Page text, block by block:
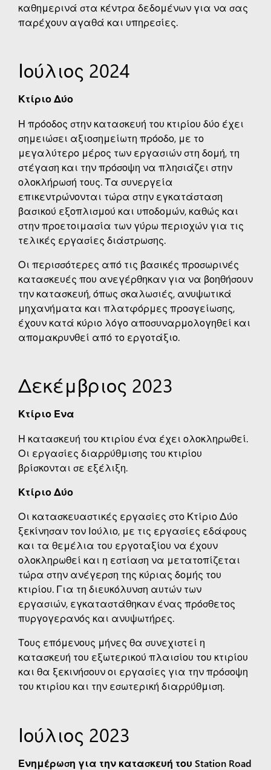
καθημερινά στα κέντρα δεδομένων για να σας
παρέχουν αγαθά και υπηρεσίες.
Ιούλιος 2024
Κτίριο Δύο
Η πρόοδος στην κατασκευή του κτιρίου δύο έχει
σημειώσει αξιοσημείωτη πρόοδο, με το
μεγαλύτερο μέρος των εργασιών στη δομή, τη
στέγαση και την πρόσοψη να πλησιάζει στην
ολοκλήρωσή τους. Τα συνεργεία
επικεντρώνονται τώρα στην εγκατάσταση
βασικού εξοπλισμού και υποδομών, καθώς και
στην προετοιμασία των γύρω περιοχών για τις
τελικές εργασίες διάστρωσης.
Οι περισσότερες από τις βασικές προσωρινές
κατασκευές που ανεγέρθηκαν για να βοηθήσουν
την κατασκευή, όπως σκαλωσιές, ανυψωτικά
μηχανήματα και πλατφόρμες προσγείωσης,
έχουν κατά κύριο λόγο αποσυναρμολογηθεί και
απομακρυνθεί από το εργοτάξιο.
Δεκέμβριος 2023
Κτίριο Ένα
Η κατασκευή του κτιρίου ένα έχει ολοκληρωθεί.
Οι εργασίες διαρρύθμισης του κτιρίου
βρίσκονται σε εξέλιξη.
Κτίριο Δύο
Οι κατασκευαστικές εργασίες στο Κτίριο Δύο
ξεκίνησαν τον Ιούλιο, με τις εργασίες εδάφους
και τα θεμέλια του εργοταξίου να έχουν
ολοκληρωθεί και η εστίαση να μετατοπίζεται
τώρα στην ανέγερση της κύριας δομής του
κτιρίου. Για τη διευκόλυνση αυτών των
εργασιών, εγκαταστάθηκαν ένας πρόσθετος
πυργογερανός και ανυψωτήρες.
Τους επόμενους μήνες θα συνεχιστεί η
κατασκευή του εξωτερικού πλαισίου του κτιρίου
και θα ξεκινήσουν οι εργασίες για την πρόσοψη
του κτιρίου και την εσωτερική διαρρύθμιση.
Ιούλιος 2023
Ενημέρωση για την κατασκευή του Station Road